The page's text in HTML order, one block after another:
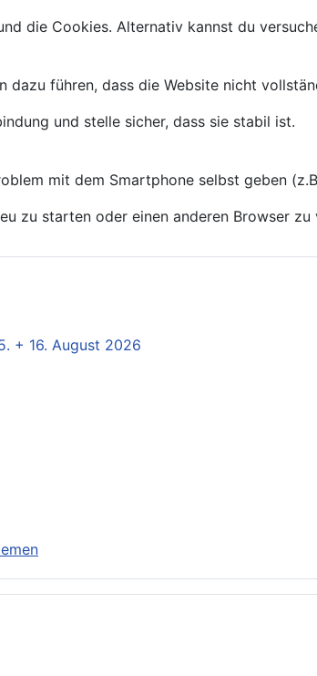
+ 16. August 2026
die Cookies. Alternativ kannst du
dazu führen, dass die Website nicht
und stelle sicher, dass sie stabil ist.
mit dem Smartphone selbst geben
zu starten oder einen anderen Browser zu